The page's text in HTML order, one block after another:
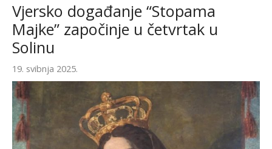
Vjersko događanje “Stopama
Majke” započinje u četvrtak u
Solinu
19. svibnja 2025.